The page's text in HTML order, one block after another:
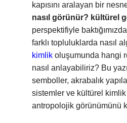
kapısını aralayan bir
nasıl görünür? kültürel
perspektifiyle
farklı topluluklarda nasıl
kimlik oluşumunda hangi
nasıl anlayabiliriz? Bu
semboller, akrabalık
sistemler ve kültürel
antropolojik görünümünü